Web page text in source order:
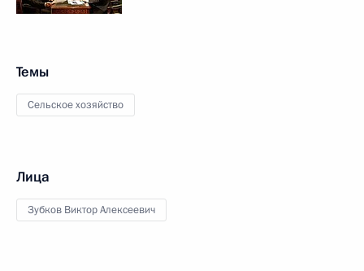
Темы
Сельское хозяйство
Лица
Зубков Виктор Алексеевич